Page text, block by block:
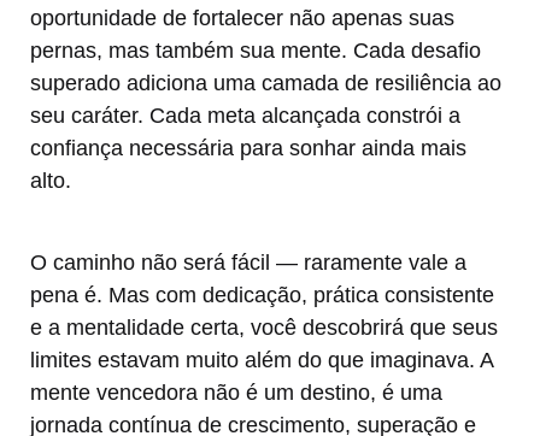
oportunidade de fortalecer não apenas suas
pernas, mas também sua mente. Cada desafio
superado adiciona uma camada de resiliência ao
seu caráter. Cada meta alcançada constrói a
confiança necessária para sonhar ainda mais
alto.
O caminho não será fácil — raramente vale a
pena é. Mas com dedicação, prática consistente
e a mentalidade certa, você descobrirá que seus
limites estavam muito além do que imaginava. A
mente vencedora não é um destino, é uma
jornada contínua de crescimento, superação e